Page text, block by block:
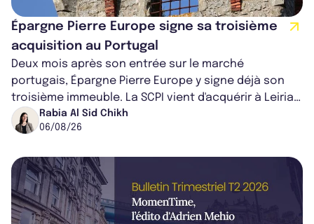
Épargne Pierre Europe signe sa troisième
acquisition au Portugal
Deux mois après son entrée sur le marché
portugais, Épargne Pierre Europe y signe déjà son
troisième immeuble. La SCPI vient d'acquérir à Leiria,
dans le centre du pays, un établis...
Rabia Al Sid Chikh
06/08/26